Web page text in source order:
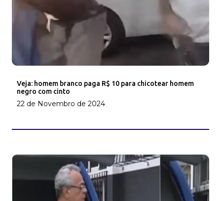
Veja: homem branco paga R$ 10 para chicotear homem
negro com cinto
22 de Novembro de 2024